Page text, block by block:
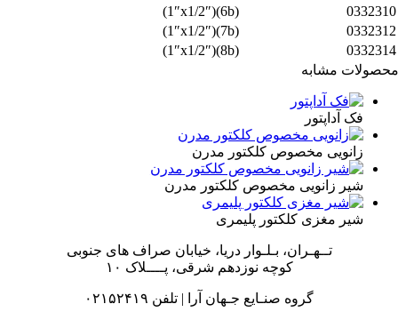
مشابه
فک آداپتور
زانویی مخصوص کلکتور مدرن
شیر زانویی مخصوص کلکتور مدرن
شیر مغزی کلکتور پلیمری
تــهـران، بـلـوار دریا، خیابان صراف های جنوبی
کوچه نوزدهم شرقی، پــــلاک ۱۰
گروه صنـایع جـهان آرا | تلفن ۰۲۱۵۲۴۱۹